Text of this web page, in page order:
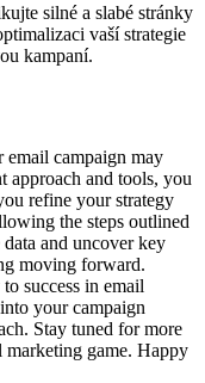
silné a slabé stránky
vaší strategie
kampaní.
email campaign may
approach and tools, you
refine your strategy
the steps outlined
and uncover key
moving forward.
success in email
your campaign
Stay tuned for more
game. Happy